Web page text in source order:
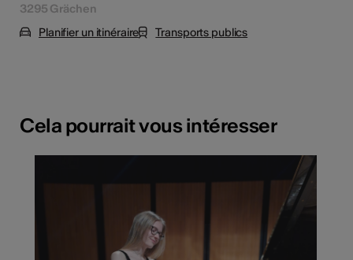
3295 Grächen
Planifier un itinéraire
Transports publics
Cela pourrait vous intéresser